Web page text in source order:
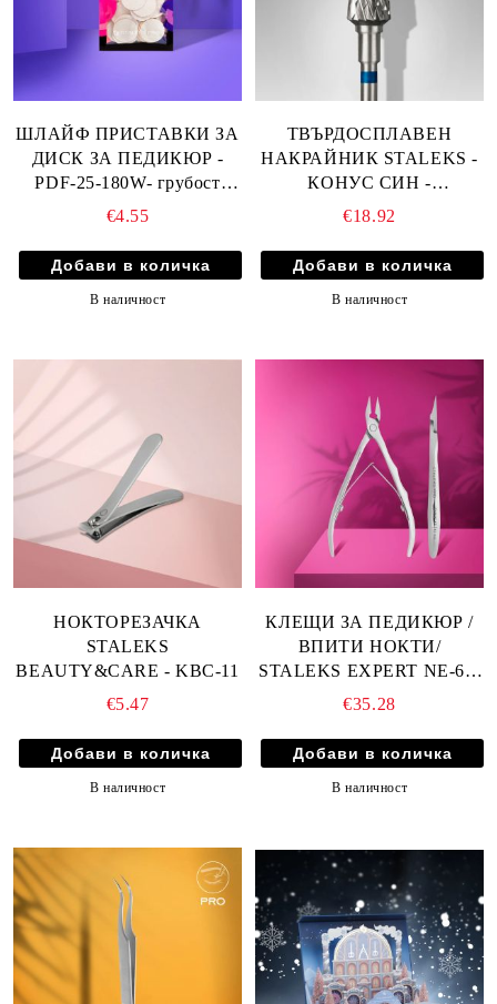
ШЛАЙФ ПРИСТАВКИ ЗА
ДИСК ЗА ПЕДИКЮР -
PDF-25-180W- грубост
180/25мм 50бр
€4.55
В наличност
ТВЪРДОСПЛАВЕН
НАКРАЙНИК STALEKS -
КОНУС СИН -
ДИАМЕТЪР 6мм
€18.92
В наличност
НОКТОРЕЗАЧКА
STALEKS
BEAUTY&CARE - KBC-11
€5.47
В наличност
КЛЕЩИ ЗА ПЕДИКЮР /
ВПИТИ НОКТИ/
STALEKS EXPERT NE-61-
12 - 12мм
€35.28
В наличност